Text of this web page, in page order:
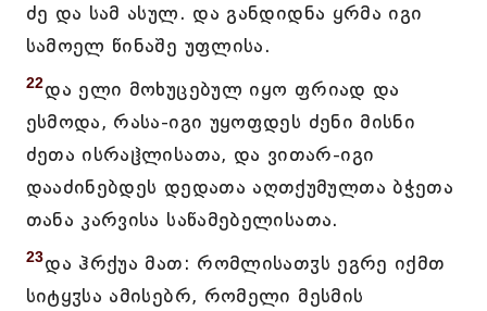
ძე და სამ ასულ. და განდიდნა ყრმა იგი
სამოელ წინაშე უფლისა.
22და ელი მოხუცებულ იყო ფრიად და
ესმოდა, რასა-იგი უყოფდეს ძენი მისნი
ძეთა ისრაჱლისათა, და ვითარ-იგი
დააძინებდეს დედათა აღთქუმულთა ბჭეთა
თანა კარვისა საწამებელისათა.
23და ჰრქუა მათ: რომლისათჳს ეგრე იქმთ
სიტყჳსა ამისებრ, რომელი მესმის